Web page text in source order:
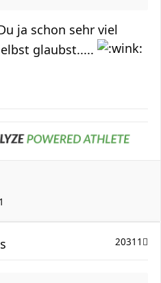
ja schon sehr viel
glaubst.....
20311